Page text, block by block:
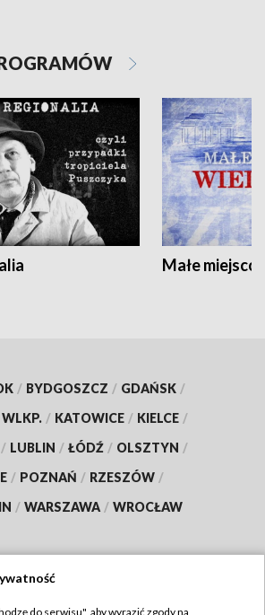
Małe
/ BYDGOSZCZ / GDAŃSK /
/ KATOWICE / KIELCE /
/ LUBLIN / ŁÓDŹ / OLSZTYN /
/ POZNAŃ / RZESZÓW /
/ WARSZAWA / WROCŁAW
do serwisu", aby wyrazić zgody na